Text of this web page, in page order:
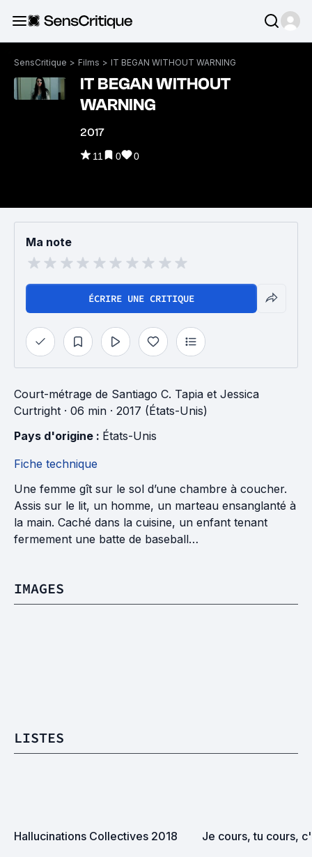
SensCritique > Films > IT BEGAN WITHOUT WARNING
IT BEGAN WITHOUT
WARNING
2017
11 0 0
Ma note
ÉCRIRE UNE CRITIQUE
Court-métrage de Santiago C. Tapia et Jessica
Curtright · 06 min · 2017 (États-Unis)
Pays d'origine : États-Unis
Fiche technique
Une femme gît sur le sol d’une chambre à coucher.
Assis sur le lit, un homme, un marteau ensanglanté à
la main. Caché dans la cuisine, un enfant tenant
fermement une batte de baseball…
IMAGES
LISTES
Hallucinations Collectives 2018 Je cours, tu cours,